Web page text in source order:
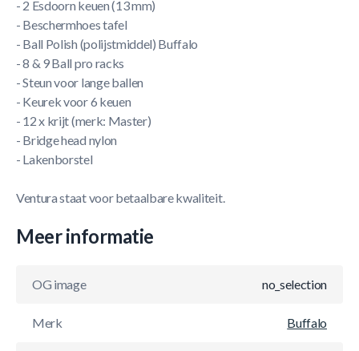
- 2 Esdoorn keuen (13 mm)
- Beschermhoes tafel
- Ball Polish (polijstmiddel) Buffalo
- 8 & 9 Ball pro racks
- Steun voor lange ballen
- Keurek voor 6 keuen
- 12 x krijt (merk: Master)
- Bridge head nylon
- Lakenborstel
Ventura staat voor betaalbare kwaliteit.
Meer informatie
OG image no_selection
Merk Buffalo